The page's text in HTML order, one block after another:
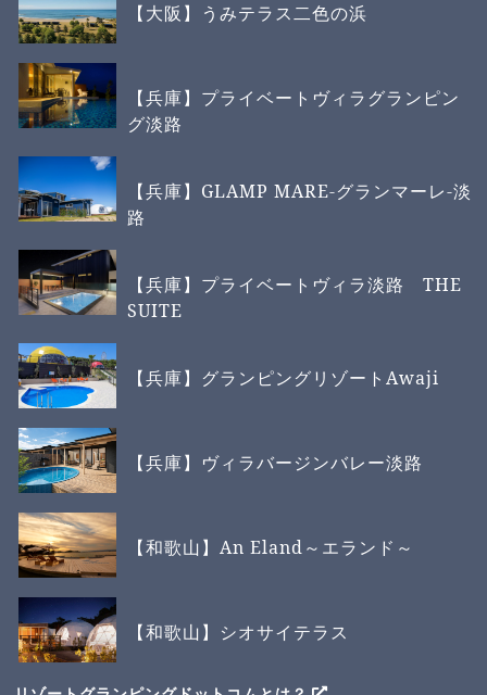
【大阪】うみテラス二色の浜
【兵庫】プライベートヴィラグランピン
グ淡路
【兵庫】GLAMP MARE-グランマーレ-淡
路
【兵庫】プライベートヴィラ淡路 THE
SUITE
【兵庫】グランピングリゾートAwaji
【兵庫】ヴィラバージンバレー淡路
【和歌山】An Eland～エランド～
【和歌山】シオサイテラス